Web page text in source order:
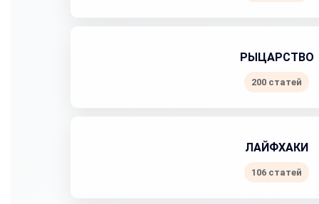
РЫЦАРСТВО
200 статей
ЛАЙФХАКИ
106 статей